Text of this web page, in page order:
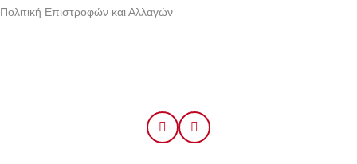
Πολιτική Επιστροφών και Αλλαγών